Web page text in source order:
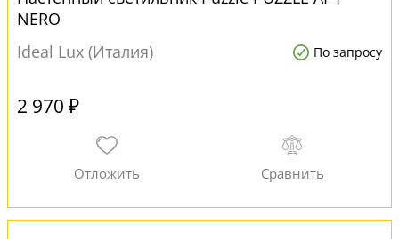
NERO
Ideal Lux (Италия)
По запросу
2 970 ₽